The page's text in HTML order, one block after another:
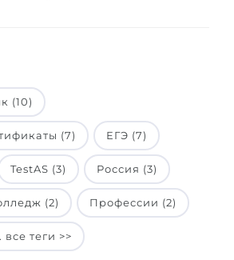
(10)
(7) ЕГЭ (7)
TestAS (3) Россия (3)
(2) Профессии (2)
все теги >>